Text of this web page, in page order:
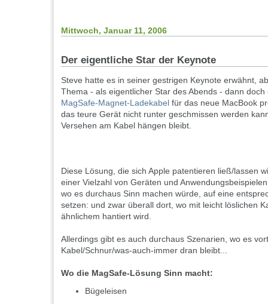
Mittwoch, Januar 11, 2006
Der eigentliche Star der Keynote
Steve hatte es in seiner gestrigen Keynote erwähnt,
Thema - als eigentlicher Star des Abends - dann
MagSafe-Magnet-Ladekabel für das neue MacBook
das teure Gerät nicht runter geschmissen werden
Versehen am Kabel hängen bleibt.
Diese Lösung, die sich Apple patentieren ließ/lassen
einer Vielzahl von Geräten und
wo es durchaus Sinn machen würde, auf eine
setzen: und zwar überall dort, wo mit leicht löslichen
ähnlichem hantiert wird.
Allerdings gibt es auch durchaus Szenarien, wo es
Kabel/Schnur/was-auch-immer dran bleibt...
Wo die MagSafe-Lösung Sinn macht:
Bügeleisen